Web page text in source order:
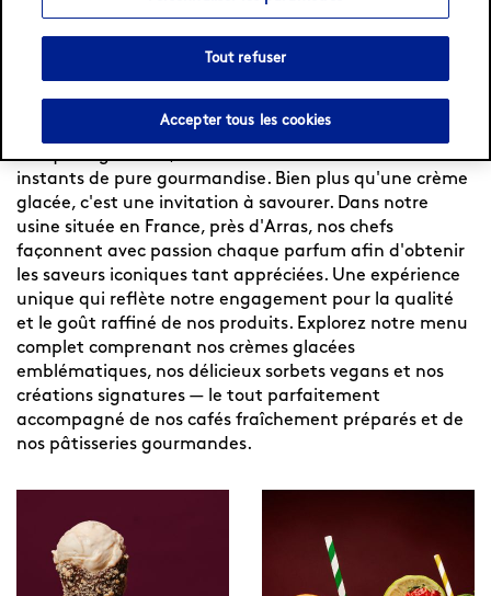
D'Autoroute Dyneff - Saulce
Sur Rhône
France — Depuis 1960, nous sélectionnons avec soin
chaque ingrédient, dans le but de vous offrir des
instants de pure gourmandise. Bien plus qu'une crème
glacée, c'est une invitation à savourer. Dans notre
usine située en France, près d'Arras, nos chefs
façonnent avec passion chaque parfum afin d'obtenir
les saveurs iconiques tant appréciées. Une expérience
unique qui reflète notre engagement pour la qualité
et le goût raffiné de nos produits. Explorez notre menu
complet comprenant nos crèmes glacées
emblématiques, nos délicieux sorbets vegans et nos
créations signatures — le tout parfaitement
accompagné de nos cafés fraîchement préparés et de
nos pâtisseries gourmandes.
Tout refuser
Accepter tous les cookies